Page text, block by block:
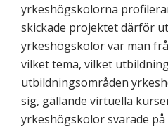
yrkeshögskolorna
skickade projektet därför
yrkeshögskolor var man
vilket tema, vilket
utbildningsområden
sig, gällande virtuella
yrkeshögskolor svarade